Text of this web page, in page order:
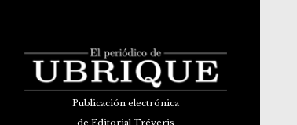
Publicación electrónica
de Editorial Tréveris